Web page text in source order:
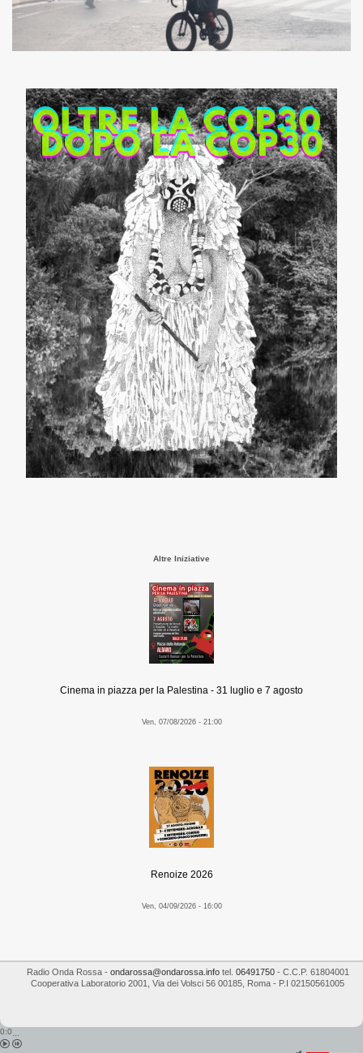
Altre Iniziative
Cinema in piazza per la Palestina - 31 luglio e 7 agosto
Ven, 07/08/2026 - 21:00
Renoize 2026
Ven, 04/09/2026 - 16:00
Radio Onda Rossa- ondarossa@ondarossa.infotel. 06491750- C.C.P. 61804001
Cooperativa Laboratorio 2001
Via dei Volsci 56 00185 Roma - P.I 02150561005
0:0...